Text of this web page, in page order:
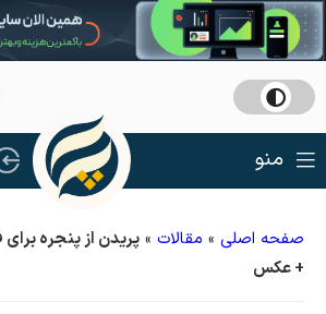
منو
صفحه اصلی » مقالات » پریدن از پنجره
+ عکس